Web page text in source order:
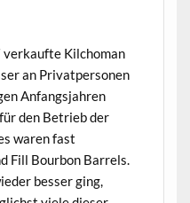
verkaufte Kilchoman
an Privatpersonen
Anfangsjahren
den Betrieb der
waren fast
Fill Bourbon Barrels.
besser ging,